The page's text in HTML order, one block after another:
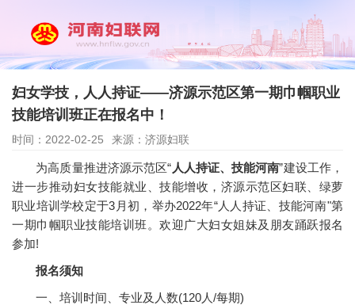
妇女学技，人人持证——济源示范区第一期巾帼职业
技能培训班正在报名中！
时间：2022-02-25 来源：济源妇联
为高质量推进济源示范区“ 人人持证、技能河南”建设工作，
进一步推动妇女技能就业、技能增收，济源示范区妇联、绿萝
职业培训学校定于3月初，举办2022年“人人持证、技能河南"第
一期巾帼职业技能培训班。欢迎广大妇女姐妹及朋友踊跃报名
参加!
报名须知
一、培训时间、专业及人数(120人/每期)